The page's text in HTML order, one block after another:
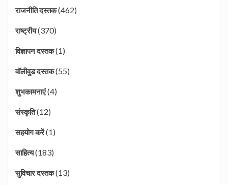
राजनीति दस्तक(462)
राष्ट्रीय(370)
विज्ञापन दस्तक(1)
वॉलीवुड दस्तक(55)
शुभकामनाएं(4)
संस्कृति(12)
सहयोग करें(1)
साहित्य(183)
सुविचार दस्तक(13)